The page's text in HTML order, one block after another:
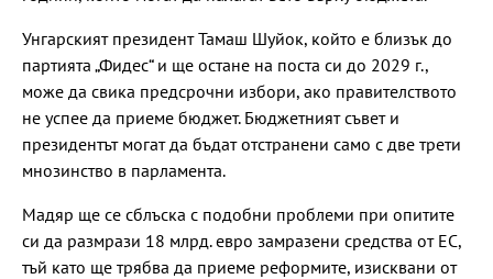
Унгарският президент Тамаш Шуйок, който е близък до
партията „Фидес“ и ще остане на поста си до 2029 г.,
може да свика предсрочни избори, ако правителството
не успее да приеме бюджет. Бюджетният съвет и
президентът могат да бъдат отстранени само с две трети
мнозинство в парламента.
Мадяр ще се сблъска с подобни проблеми при опитите
си да размрази 18 млрд. евро замразени средства от ЕС,
тъй като ще трябва да приеме реформите, изисквани от